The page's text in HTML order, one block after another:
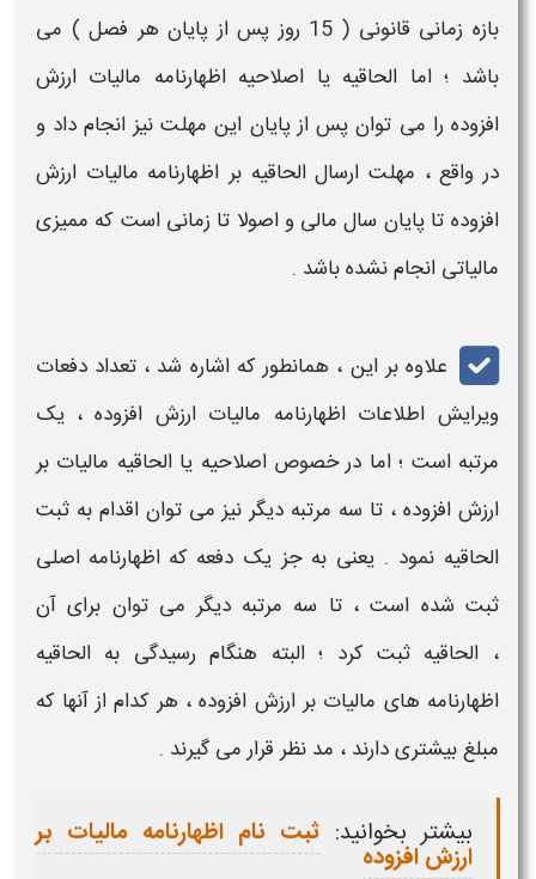
بازه زمانی قانونی ( 15 روز پس از پایان هر فصل ) می
باشد ؛ اما الحاقیه یا اصلاحیه اظهارنامه مالیات ارزش
افزوده را می توان پس از پایان این مهلت نیز انجام داد و
در واقع ، مهلت ارسال الحاقیه بر اظهارنامه مالیات ارزش
افزوده تا پایان سال مالی و اصولا تا زمانی است که ممیزی
مالیاتی انجام نشده باشد .
علاوه بر این ، همانطور که اشاره شد ، تعداد دفعات
ویرایش اطلاعات اظهارنامه مالیات ارزش افزوده ، یک
مرتبه است ؛ اما در خصوص اصلاحیه یا الحاقیه مالیات بر
ارزش افزوده ، تا سه مرتبه دیگر نیز می توان اقدام به ثبت
الحاقیه نمود . یعنی به جز یک دفعه که اظهارنامه اصلی
ثبت شده است ، تا سه مرتبه دیگر می توان برای آن
، الحاقیه ثبت کرد ؛ البته هنگام رسیدگی به الحاقیه
اظهارنامه های مالیات بر ارزش افزوده ، هر کدام از آنها که
مبلغ بیشتری دارند ، مد نظر قرار می گیرند .
بیشتر بخوانید: ثبت نام اظهارنامه مالیات بر
ارزش افزوده